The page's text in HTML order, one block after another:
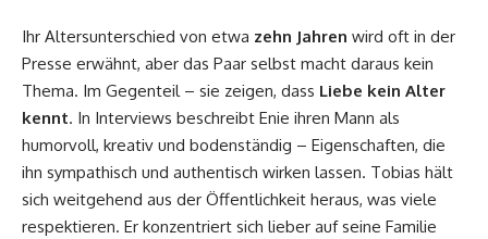
Ihr Altersunterschied von etwa zehn Jahren wird oft in der
Presse erwähnt, aber das Paar selbst macht daraus kein
Thema. Im Gegenteil – sie zeigen, dass Liebe kein Alter
kennt. In Interviews beschreibt Enie ihren Mann als
humorvoll, kreativ und bodenständig – Eigenschaften, die
ihn sympathisch und authentisch wirken lassen. Tobias hält
sich weitgehend aus der Öffentlichkeit heraus, was viele
respektieren. Er konzentriert sich lieber auf seine Familie